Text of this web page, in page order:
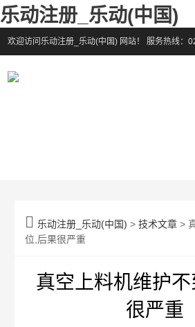
乐动注册_乐动(中国)
欢迎访问乐动注册_乐动(中国) 网站！ 服务热线：
 乐动注册_乐动(中国) >技术文章 >
位,后果很严重
真空上料机维护
很严重